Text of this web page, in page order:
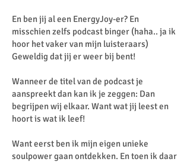
En ben jij al een EnergyJoy-er? En
misschien zelfs podcast binger (haha.. ja ik
hoor het vaker van mijn luisteraars)
Geweldig dat jij er weer bij bent!
Wanneer de titel van de podcast je
aanspreekt dan kan ik je zeggen: Dan
begrijpen wij elkaar. Want wat jij leest en
hoort is wat ik leef!
Want eerst ben ik mijn eigen unieke
soulpower gaan ontdekken. En toen ik daar